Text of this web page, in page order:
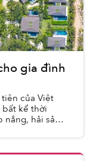
gia đình
của Việt
bất kể thời
nắng, hải sản